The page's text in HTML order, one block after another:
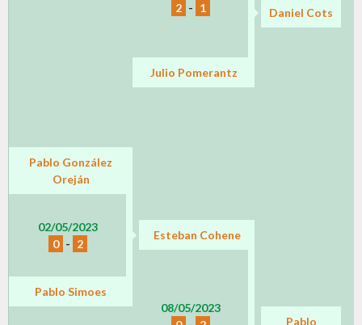
2 - 1 Daniel Cots
Julio Pomerantz
Pablo González
Oreján
02/05/2023
0 - 2
Esteban Cohene
08/05/2023
Pablo Simoes
Pablo